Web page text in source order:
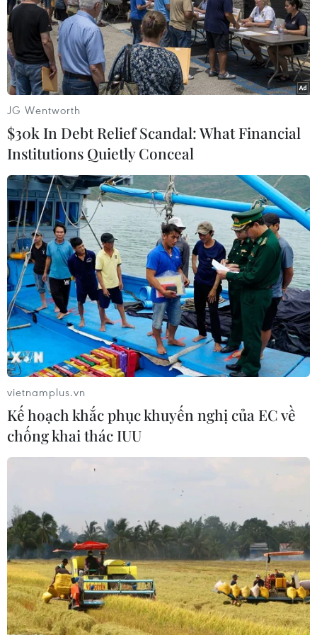
Trụ cột kinh tế giúp Quảng Ninh duy trì tốc độ tăng
trưởng 2 con số
17/09/2021 12:33
Trong 9 tháng năm 2021, Quảng Ninh đạt tốc độ tăng trưởng kinh tế (GRDP)
8,2%, tổng thu ngân sách Nhà nước ước đạt 34.377tỷ đồng, bằng 96% so
với cùng kỳ năm ngoái.
điều kiện nghiêm ngặt
21/09/2021 01:54
Dự kiến trong tháng 11 và 12, Quảng Ninh sẽ kết hợp kích cầu du lịch nội tỉnh
với thu hút khách du lịch ngoại tỉnh, trong đó tập trung ở các địa phương
phía Bắc.
JG Wentworth
$30k In Debt Relief Scandal: What Financial
Institutions Quietly Conceal
vietnamplus.vn
Kế hoạch khắc phục khuyến nghị của EC về
chống khai thác IUU